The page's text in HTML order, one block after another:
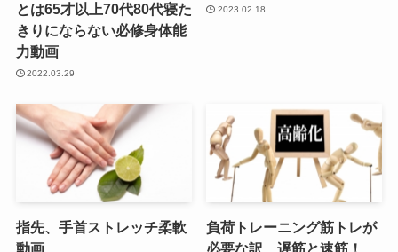
とは65才以上70代80代寝た
きりにならない必修身体能
力動画
2022.03.29
2023.02.18
指先、手首ストレッチ柔軟
動画
負荷トレーニング筋トレが
必要な訳、遅筋と速筋！